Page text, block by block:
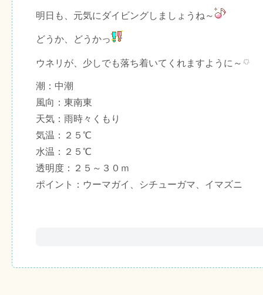
明日も、元気にダイビングしましょうね～
どうか、どうかっ
ウネリが、少しでも落ち着いてくれますように～
潮：中潮
風向：東南東
天気：雨時々くもり
気温：２５℃
水温：２５℃
透明度：２５～３０ｍ
ポイント：ウーマガイ、シチューガマ、イマズニ